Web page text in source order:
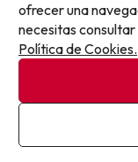
Condiciones
Política de cookies
Viajes para ti
ofrecer una
necesitas
Política de Cookies.